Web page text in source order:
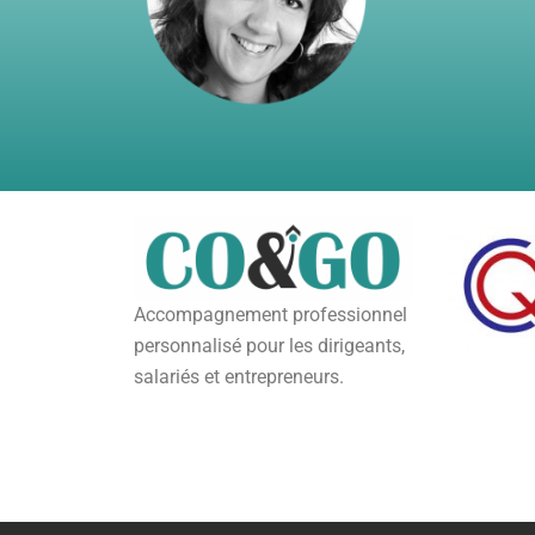
Accompagnement professionnel
personnalisé pour les dirigeants,
salariés et entrepreneurs.